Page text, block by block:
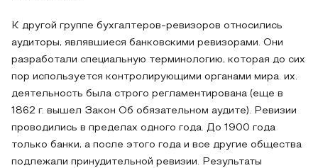
К другой группе бухгалтеров-ревизоров относились
аудиторы, являвшиеся банковскими ревизорами. Они
разработали специальную терминологию, которая до сих
пор используется контролирующими органами мира. их.
деятельность была строго регламентирована (еще в
1862 г. вышел Закон Об обязательном аудите). Ревизии
проводились в пределах одного года. До 1900 года
только банки, а после этого года и все другие общества
подлежали принудительной ревизии. Результаты